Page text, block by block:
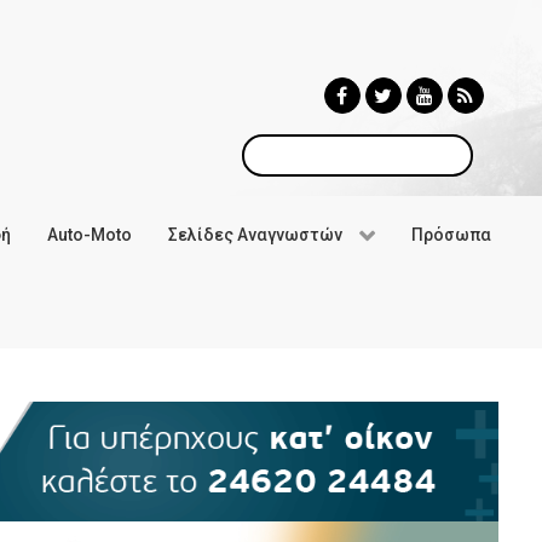
Αναζήτηση
Auto-Moto Σελίδες Αναγνωστών Πρόσωπα